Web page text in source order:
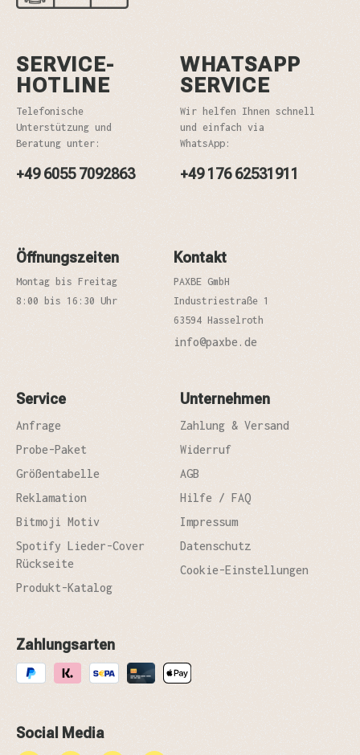
SERVICE-
HOTLINE
Telefonische
Unterstützung und
Beratung unter:
+49 6055 7092863
WHATSAPP
SERVICE
Wir helfen Ihnen schnell
und einfach via
WhatsApp:
+49 176 62531911
Öffnungszeiten
Montag bis Freitag
8:00 bis 16:30 Uhr
Kontakt
PAXBE GmbH
Industriestraße 1
63594 Hasselroth
info@paxbe.de
Service
Anfrage
Probe-Paket
Größentabelle
Reklamation
Bitmoji Motiv
Spotify Lieder-Cover
Rückseite
Produkt-Katalog
Unternehmen
Zahlung & Versand
Widerruf
AGB
Hilfe / FAQ
Impressum
Datenschutz
Cookie-Einstellungen
Zahlungsarten
Social Media